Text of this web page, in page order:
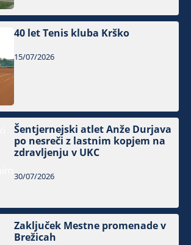
40 let Tenis kluba Krško
15/07/2026
Šentjernejski atlet Anže Durjava
po nesreči z lastnim kopjem na
zdravljenju v UKC
30/07/2026
Zaključek Mestne promenade v
Brežicah